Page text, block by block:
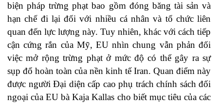
biện pháp trừng phạt bao gồm đóng băng tài sản và
hạn chế đi lại đối với nhiều cá nhân và tổ chức liên
quan đến lực lượng này. Tuy nhiên, khác với cách tiếp
cận cứng rắn của Mỹ, EU nhìn chung vẫn phản đối
việc mở rộng trừng phạt ở mức độ có thể gây ra sự
sụp đổ hoàn toàn của nền kinh tế Iran. Quan điểm này
được người Đại diện cấp cao phụ trách chính sách đối
ngoại của EU bà Kaja Kallas cho biết mục tiêu của các